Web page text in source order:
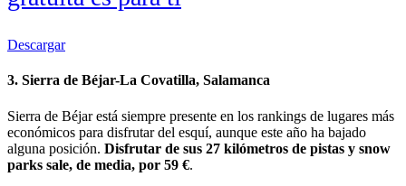
Descargar
3. Sierra de Béjar-La Covatilla, Salamanca
Sierra de Béjar está siempre presente en los rankings de lugares más
económicos para disfrutar del esquí, aunque este año ha bajado
alguna posición. Disfrutar de sus 27 kilómetros de pistas y snow
parks sale, de media, por 59 €.